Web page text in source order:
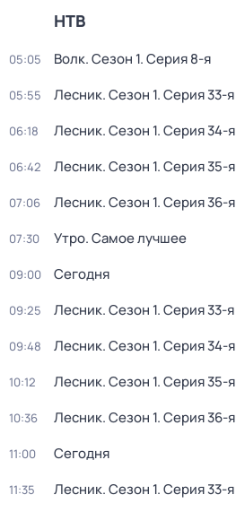
НТВ
05:05 Волк. Сезон 1. Серия 8-я
05:55 Лесник. Сезон 1. Серия 33-я
06:18 Лесник. Сезон 1. Серия 34-я
06:42 Лесник. Сезон 1. Серия 35-я
07:06 Лесник. Сезон 1. Серия 36-я
07:30 Утро. Самое лучшее
09:00 Сегодня
09:25 Лесник. Сезон 1. Серия 33-я
09:48 Лесник. Сезон 1. Серия 34-я
10:12 Лесник. Сезон 1. Серия 35-я
10:36 Лесник. Сезон 1. Серия 36-я
11:00 Сегодня
11:35 Лесник. Сезон 1. Серия 33-я